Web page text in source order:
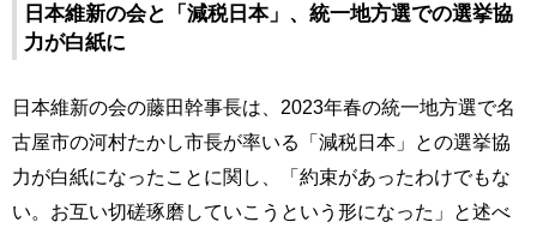
日本維新の会と「減税日本」、統一地方選での選挙協
力が白紙に
日本維新の会の藤田幹事長は、2023年春の統一地方選で名
古屋市の河村たかし市長が率いる「減税日本」との選挙協
力が白紙になったことに関し、「約束があったわけでもな
い。お互い切磋琢磨していこうという形になった」と述べ